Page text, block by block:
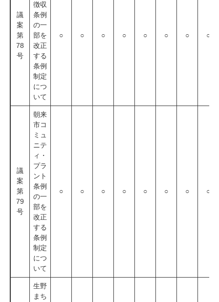
議
案
第
78
号
徴収
条例
の一
部を
改正
する
条例
制定
につ
いて
○ ○ ○ ○ ○ ○ ○ ○
議
案
第
79
号
朝来
市コ
ミュ
ニテ
ィ・
プラ
ント
条例
の一
部を
改正
する
条例
制定
につ
いて
○ ○ ○ ○ ○ ○ ○ ○
生野
まち